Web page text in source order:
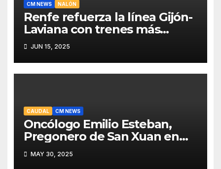
CM NEWS NALÓN
Renfe refuerza la línea Gijón-
Laviana con trenes más
fiables y mejor servicio para
recuperar viajeros
JUN 15, 2025
CAUDAL CM NEWS
Oncólogo Emilio Esteban,
Pregonero de San Xuan en
Mieres: Un Honor para Turón
y el HUCA
MAY 30, 2025